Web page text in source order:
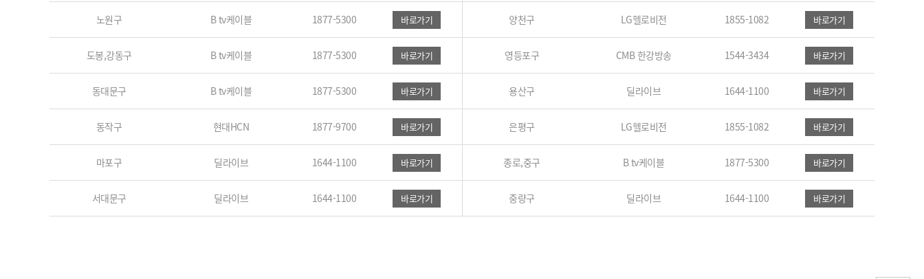
노원구 B tv케이블 1877-5300 바로가기 양천구 LG헬로비전 1855-1082 바로가기
도봉,강동구 B tv케이블 1877-5300 바로가기 영등포구 CMB 한강방송 1544-3434 바로가기
동대문구 B tv케이블 1877-5300 바로가기 용산구 딜라이브 1644-1100 바로가기
동작구 현대HCN 1877-9700 바로가기 은평구 LG헬로비전 1855-1082 바로가기
마포구 딜라이브 1644-1100 바로가기 종로,중구 B tv케이블 1877-5300 바로가기
서대문구 딜라이브 1644-1100 바로가기 중량구 딜라이브 1644-1100 바로가기